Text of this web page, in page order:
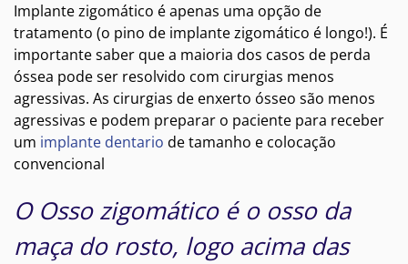
Implante zigomático é apenas uma opção de
tratamento (o pino de implante zigomático é longo!). É
importante saber que a maioria dos casos de perda
óssea pode ser resolvido com cirurgias menos
agressivas. As cirurgias de enxerto ósseo são menos
agressivas e podem preparar o paciente para receber
um implante dentario de tamanho e colocação
convencional
O Osso zigomático é o osso da
maça do rosto, logo acima das